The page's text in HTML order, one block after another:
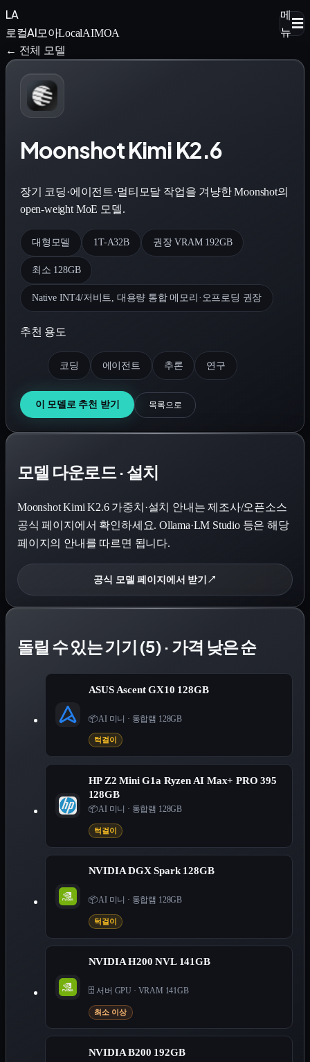
LA
로컬AI모아LocalAIMOA
메
뉴
☰
← 전체 모델
Moonshot Kimi K2.6
장기 코딩·에이전트·멀티모달 작업을 겨냥한 Moonshot의
open-weight MoE 모델.
대형모델 1T-A32B 권장 VRAM 192GB
최소 128GB
Native INT4/저비트, 대용량 통합 메모리·오프로딩 권장
추천 용도
코딩 에이전트 추론 연구
이 모델로 추천 받기 목록으로
모델 다운로드 · 설치
Moonshot Kimi K2.6가중치·설치 안내는 제조사/오픈소스
공식 페이지에서 확인하세요. Ollama·LM Studio 등은 해당
페이지의 안내를 따르면 됩니다.
공식 모델 페이지에서 받기 ↗
돌릴 수 있는 기기 (5) · 가격 낮은 순
ASUS Ascent GX10 128GB
📦 AI 미니 · 통합램 128GB
턱걸이
HP Z2 Mini G1a Ryzen AI Max+ PRO 395
128GB
📦 AI 미니 · 통합램 128GB
턱걸이
NVIDIA DGX Spark 128GB
📦 AI 미니 · 통합램 128GB
턱걸이
NVIDIA H200 NVL 141GB
🗄️ 서버 GPU · VRAM 141GB
최소 이상
NVIDIA B200 192GB